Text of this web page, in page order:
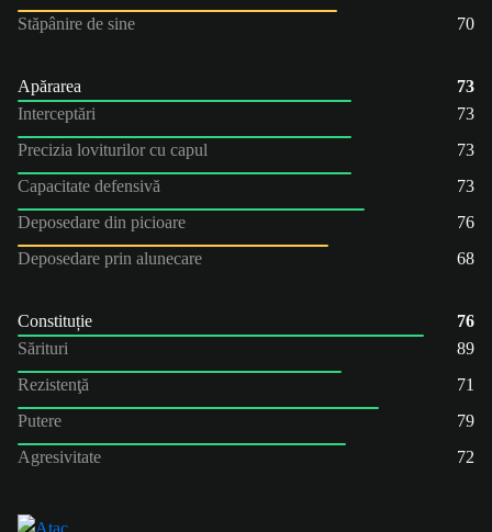
Stăpânire de sine
70
Apărarea
73
Interceptări
73
Precizia loviturilor cu capul
73
Capacitate defensivă
73
Deposedare din picioare
76
Deposedare prin alunecare
68
Constituție
76
Sărituri
89
Rezistenţă
71
Putere
79
Agresivitate
72